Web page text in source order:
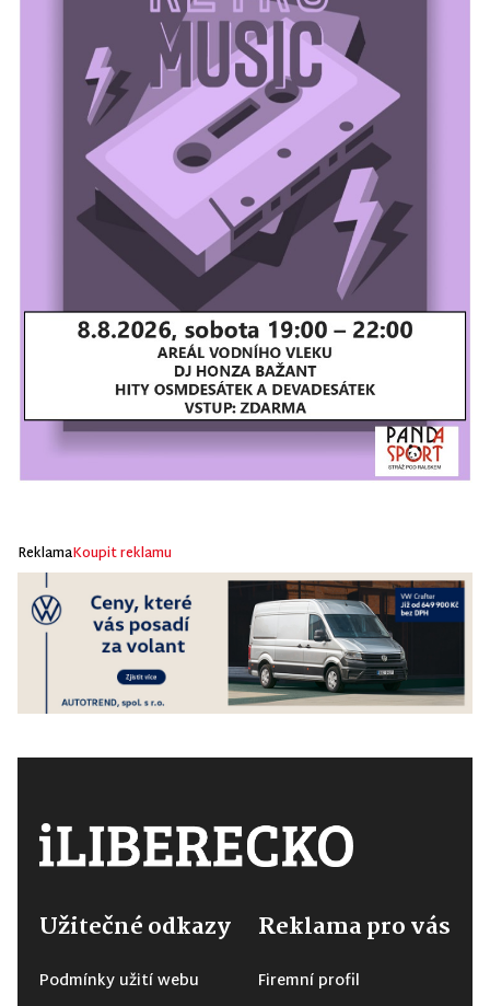
ReklamaKoupit reklamu
Užitečné odkazy
Podmínky užití webu
Reklama pro vás
Firemní profil